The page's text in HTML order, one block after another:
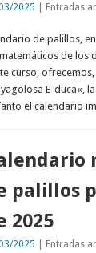
2025 | Entradas
de palillos,
de los
curso,
E-duca«,
el calendario
palillos
2025
2025 | Entradas